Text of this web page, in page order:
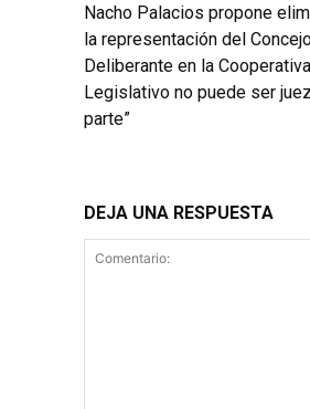
Nacho Palacios propone
la representación del
Deliberante en la
Legislativo no puede ser
parte”
DEJA UNA RESPUESTA